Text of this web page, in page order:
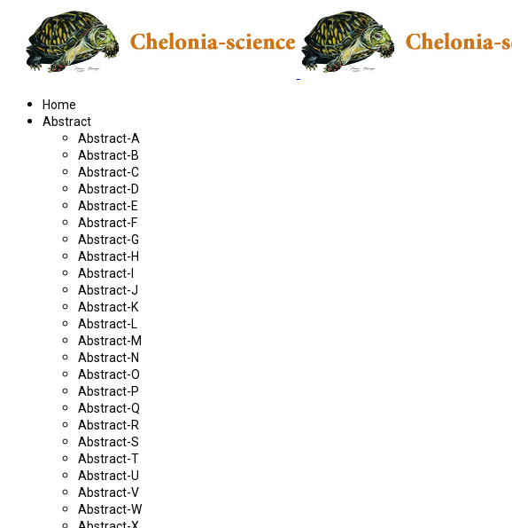
Home
Abstract
Abstract-A
Abstract-B
Abstract-C
Abstract-D
Abstract-E
Abstract-F
Abstract-G
Abstract-H
Abstract-I
Abstract-J
Abstract-K
Abstract-L
Abstract-M
Abstract-N
Abstract-O
Abstract-P
Abstract-Q
Abstract-R
Abstract-S
Abstract-T
Abstract-U
Abstract-V
Abstract-W